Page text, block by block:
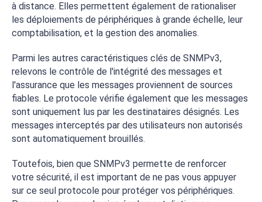
à distance. Elles permettent également de rationaliser
les déploiements de périphériques à grande échelle, leur
comptabilisation, et la gestion des anomalies.
Parmi les autres caractéristiques clés de SNMPv3,
relevons le contrôle de l'intégrité des messages et
l'assurance que les messages proviennent de sources
fiables. Le protocole vérifie également que les messages
sont uniquement lus par les destinataires désignés. Les
messages interceptés par des utilisateurs non autorisés
sont automatiquement brouillés.
Toutefois, bien que SNMPv3 permette de renforcer
votre sécurité, il est important de ne pas vous appuyer
sur ce seul protocole pour protéger vos périphériques.